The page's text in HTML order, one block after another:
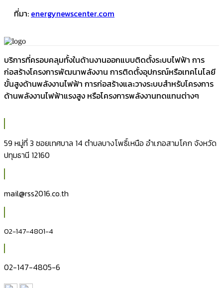
ที่มา: energynewscenter.com
บริการที่ครอบคลุมทั้งในด้านงานออกแบบติดตั้งระบบไฟฟ้า การ
ก่อสร้างโครงการพัฒนาพลังงาน การติดตั้งอุปกรณ์หรือเทคโนโลยี
ขั้นสูงด้านพลังงานไฟฟ้า การก่อสร้างและวางระบบสำหรับโครงการ
ด้านพลังงานไฟฟ้าแรงสูง หรือโครงการพลังงานทดแทนต่างๆ
59 หมู่ที่ 3 ซอยเทศบาล 14 ตำบลบางโพธิ์เหนือ อำเภอสามโคก จังหวัด
ปทุมธานี 12160
mail@rss2016.co.th
02-147-4801-4
02-147-4805-6